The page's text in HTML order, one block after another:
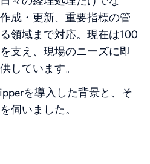
成・更新、重要指標の管
領域まで対応。現在は100
支え、現場のニーズに即
しています。
を導入した背景と、そ
伺いました。